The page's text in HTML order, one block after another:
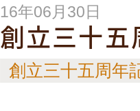
16年06月30日
創立三十五
創立三十五周年